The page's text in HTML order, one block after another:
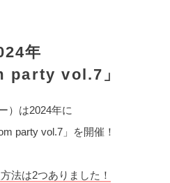
年
party vol.7」
）は2024年に
party vol.7」を開催！
法は2つありました！